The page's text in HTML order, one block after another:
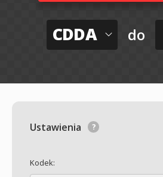
CDDA do
Ustawienia
Kodek: